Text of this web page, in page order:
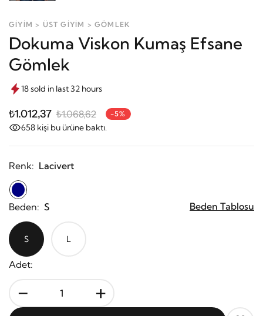
GİYİM > ÜST GİYİM > GÖMLEK
Dokuma Viskon Kumaş Efsane
Gömlek
18 sold in last 32 hours
₺1.012,37 ₺1.068,62 -5%
658 kişi bu ürüne baktı.
Renk: Lacivert
Beden: S Beden Tablosu
S L
Adet:
- +